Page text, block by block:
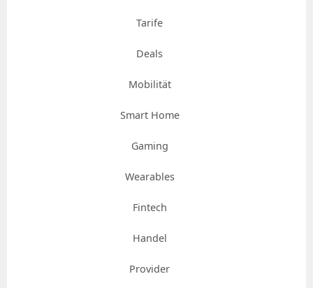
Tarife
Deals
Mobilität
Smart Home
Gaming
Wearables
Fintech
Handel
Provider